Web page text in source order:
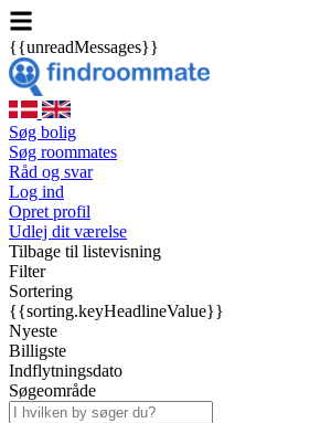
{{unreadMessages}}
Søg bolig
Søg roommates
Råd og svar
Log ind
Opret profil
Udlej dit værelse
Tilbage til listevisning
Filter
Sortering
{{sorting.keyHeadlineValue}}
Nyeste
Billigste
Indflytningsdato
Søgeområde